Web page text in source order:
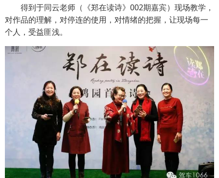
得到于同云老师（《郑在读诗》002期嘉宾）现场教学，
对作品的理解，对停连的使用，对情绪的把握，让现场每一
个人，受益匪浅。